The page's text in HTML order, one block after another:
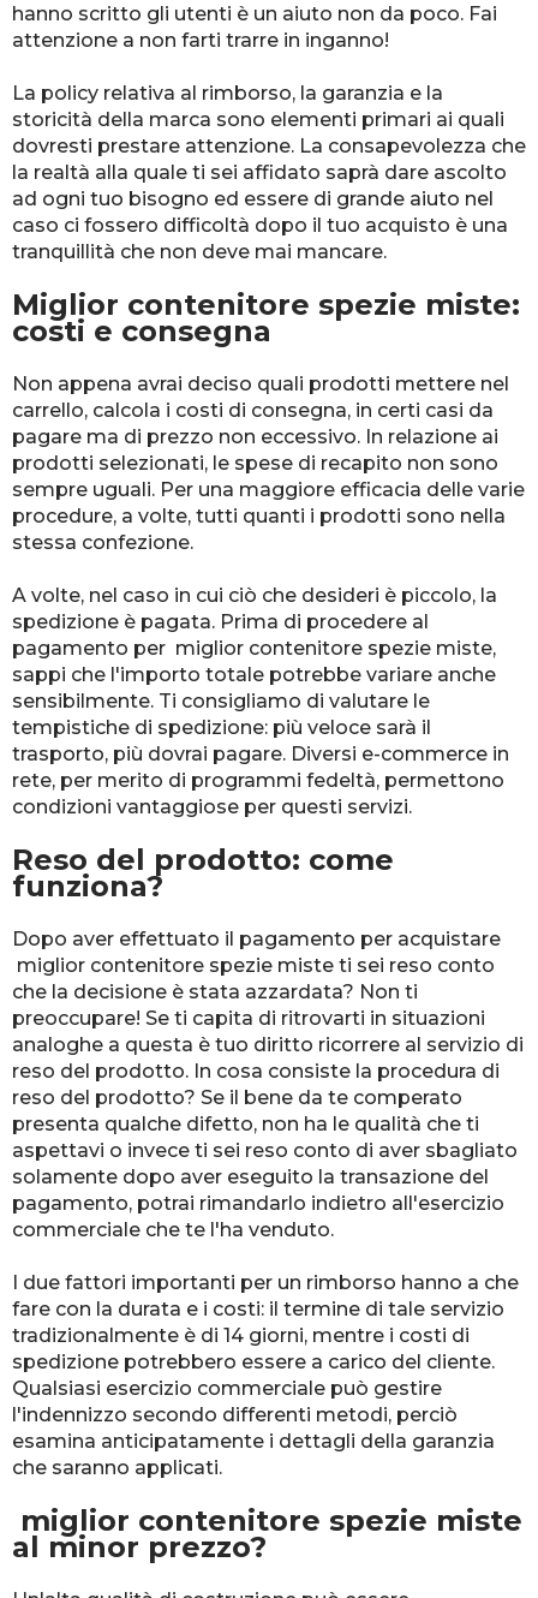
hanno scritto gli utenti è un aiuto non da poco. Fai
attenzione a non farti trarre in inganno!
La policy relativa al rimborso, la garanzia e la
storicità della marca sono elementi primari ai quali
dovresti prestare attenzione. La consapevolezza che
la realtà alla quale ti sei affidato saprà dare ascolto
ad ogni tuo bisogno ed essere di grande aiuto nel
caso ci fossero difficoltà dopo il tuo acquisto è una
tranquillità che non deve mai mancare.
Miglior contenitore spezie miste:
costi e consegna
Non appena avrai deciso quali prodotti mettere nel
carrello, calcola i costi di consegna, in certi casi da
pagare ma di prezzo non eccessivo. In relazione ai
prodotti selezionati, le spese di recapito non sono
sempre uguali. Per una maggiore efficacia delle varie
procedure, a volte, tutti quanti i prodotti sono nella
stessa confezione.
A volte, nel caso in cui ciò che desideri è piccolo, la
spedizione è pagata. Prima di procedere al
pagamento per miglior contenitore spezie miste,
sappi che l'importo totale potrebbe variare anche
sensibilmente. Ti consigliamo di valutare le
tempistiche di spedizione: più veloce sarà il
trasporto, più dovrai pagare. Diversi e-commerce in
rete, per merito di programmi fedeltà, permettono
condizioni vantaggiose per questi servizi.
Reso del prodotto: come
funziona?
Dopo aver effettuato il pagamento per acquistare
miglior contenitore spezie miste ti sei reso conto
che la decisione è stata azzardata? Non ti
preoccupare! Se ti capita di ritrovarti in situazioni
analoghe a questa è tuo diritto ricorrere al servizio di
reso del prodotto. In cosa consiste la procedura di
reso del prodotto? Se il bene da te comperato
presenta qualche difetto, non ha le qualità che ti
aspettavi o invece ti sei reso conto di aver sbagliato
solamente dopo aver eseguito la transazione del
pagamento, potrai rimandarlo indietro all'esercizio
commerciale che te l'ha venduto.
I due fattori importanti per un rimborso hanno a che
fare con la durata e i costi: il termine di tale servizio
tradizionalmente è di 14 giorni, mentre i costi di
spedizione potrebbero essere a carico del cliente.
Qualsiasi esercizio commerciale può gestire
l'indennizzo secondo differenti metodi, perciò
esamina anticipatamente i dettagli della garanzia
che saranno applicati.
miglior contenitore spezie miste
al minor prezzo?